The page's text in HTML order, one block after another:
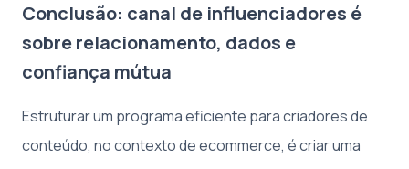
Conclusão: canal de influenciadores é
sobre relacionamento, dados e
confiança mútua
Estruturar um programa eficiente para criadores de
conteúdo, no contexto de ecommerce, é criar uma